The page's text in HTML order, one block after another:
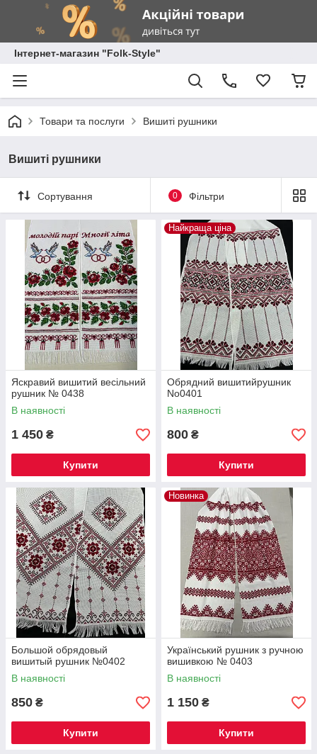
Інтернет-магазин "Folk-Style"
Товари та послуги Вишиті рушники
Вишиті рушники
Сортування 0 Фільтри
Яскравий вишитий весільний
рушник № 0438
В наявності
1 450 ₴
Купити
Найкраща ціна
Обрядний вишитийрушник
No0401
В наявності
800 ₴
Купити
Большой обрядовый
вишитый рушник №0402
В наявності
850 ₴
Купити
Новинка
Український рушник з ручною
вишивкою № 0403
В наявності
1 150 ₴
Купити